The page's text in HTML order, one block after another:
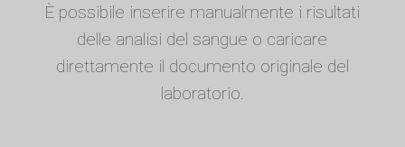
È possibile inserire manualmente i risultati
delle analisi del sangue o caricare
direttamente il documento originale del
laboratorio.